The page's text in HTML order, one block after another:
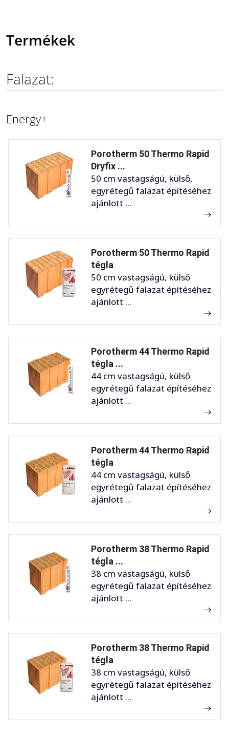
Termékek
Falazat:
Energy+
Porotherm 50 Thermo Rapid
Dryfix ...
50 cm vastagságú, külső,
egyrétegű falazat építéséhez
ajánlott ...
Porotherm 50 Thermo Rapid
tégla
50 cm vastagságú, külső
egyrétegű falazat építéséhez
ajánlott ...
Porotherm 44 Thermo Rapid
tégla ...
44 cm vastagságú, külső
egyrétegű falazat építéséhez
ajánlott ...
Porotherm 44 Thermo Rapid
tégla
44 cm vastagságú, külső
egyrétegű falazat építéséhez
ajánlott ...
Porotherm 38 Thermo Rapid
tégla ...
38 cm vastagságú, külső
egyrétegű falazat építéséhez
ajánlott ...
Porotherm 38 Thermo Rapid
tégla
38 cm vastagságú, külső
egyrétegű falazat építéséhez
ajánlott ...